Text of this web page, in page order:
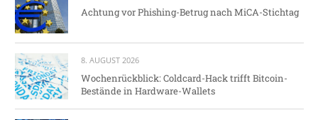
Achtung vor Phishing-Betrug nach MiCA-Stichtag
8. AUGUST 2026
Wochenrückblick: Coldcard-Hack trifft Bitcoin-
Bestände in Hardware-Wallets